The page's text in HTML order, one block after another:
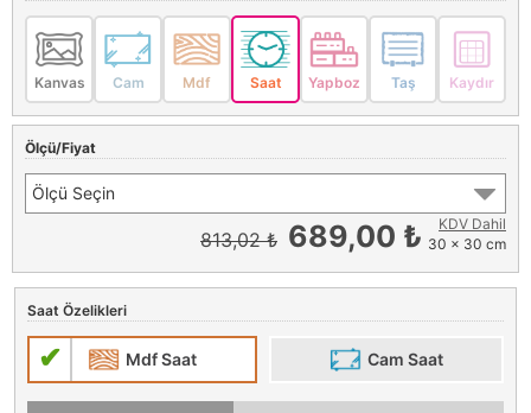
Kanvas Cam Mdf Saat Yapboz Taş Kaydır
Ölçü/Fiyat
Ölçü Seçin
813,02 ₺ 689,00 ₺
KDV Dahil
30 x 30 cm
Saat Özelikleri
Mdf Saat Cam Saat